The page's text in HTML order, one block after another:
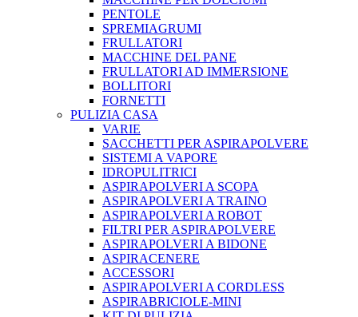
PENTOLE
SPREMIAGRUMI
FRULLATORI
MACCHINE DEL PANE
FRULLATORI AD IMMERSIONE
BOLLITORI
FORNETTI
PULIZIA CASA
VARIE
SACCHETTI PER ASPIRAPOLVERE
SISTEMI A VAPORE
IDROPULITRICI
ASPIRAPOLVERI A SCOPA
ASPIRAPOLVERI A TRAINO
ASPIRAPOLVERI A ROBOT
FILTRI PER ASPIRAPOLVERE
ASPIRAPOLVERI A BIDONE
ASPIRACENERE
ACCESSORI
ASPIRAPOLVERI A CORDLESS
ASPIRABRICIOLE-MINI